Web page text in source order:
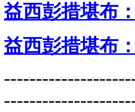
益西彭措堪布
益西彭措堪布